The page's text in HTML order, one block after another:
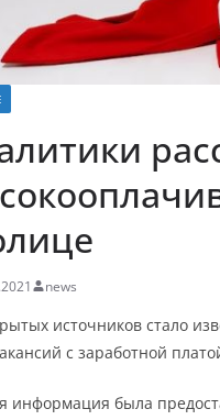
news
источников стало
с заработной
информация была